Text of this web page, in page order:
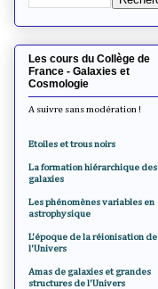
Les cours du Collège de
France - Galaxies et
Cosmologie
A suivre sans modération !
Etoiles et trous noirs
La formation hiérarchique des
galaxies
Les phénomènes variables en
astrophysique
L'époque de la réionisation de
l'Univers
Amas de galaxies et grandes
structures de l'Univers